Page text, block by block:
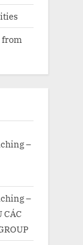
from
–
–
CÁC